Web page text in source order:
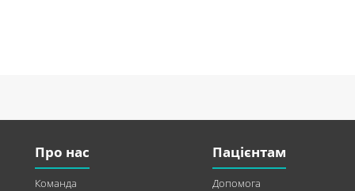
Про нас
Команда
Пацієнтам
Допомога